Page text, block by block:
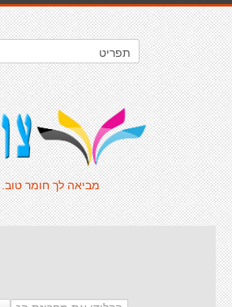
מביאה לך חומר טוב.